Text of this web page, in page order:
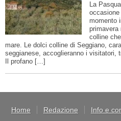
La
occasione
momento
primavera
colline
mare. Le dolci colline di Seggiano,
seggianese, accoglieranno i visitatori,
Il profano […]
Home Redazione Info e